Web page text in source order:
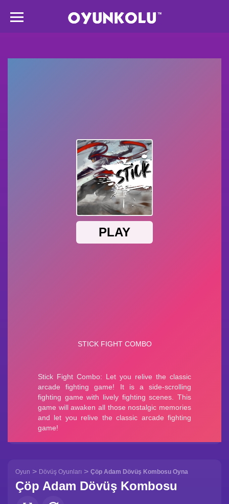
Oyun > Dövüş Oyunları > Çöp Adam Dövüş Kombosu Oyna
Çöp Adam Dövüş Kombosu